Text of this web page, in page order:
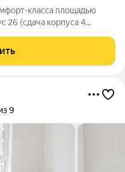
класса площадью
26 (сдача корпуса 4
это жилой
9